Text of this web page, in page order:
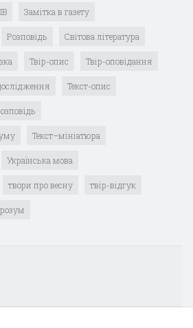
Замітка в газету
Розповідь Світова література
Твір-опис Твір-оповідання
Текст-опис
Текст–мініатюра
Українська мова
твори про весну твір-відгук